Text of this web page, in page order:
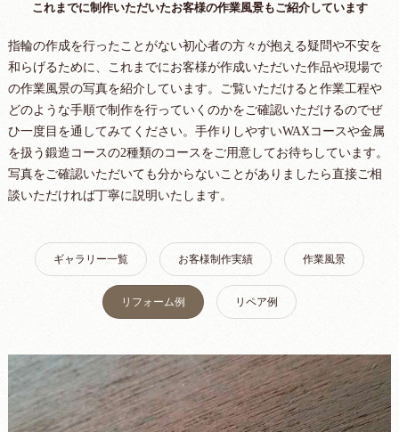
これまでに制作いただいたお客様の作業風景もご紹介しています
指輪の作成を行ったことがない初心者の方々が抱える疑問や不安を
和らげるために、これまでにお客様が作成いただいた作品や現場で
の作業風景の写真を紹介しています。ご覧いただけると作業工程や
どのような手順で制作を行っていくのかをご確認いただけるのでぜ
ひ一度目を通してみてください。手作りしやすいWAXコースや金属
を扱う鍛造コースの2種類のコースをご用意してお待ちしています。
写真をご確認いただいても分からないことがありましたら直接ご相
談いただければ丁寧に説明いたします。
ギャラリー一覧 お客様制作実績 作業風景
リフォーム例 リペア例